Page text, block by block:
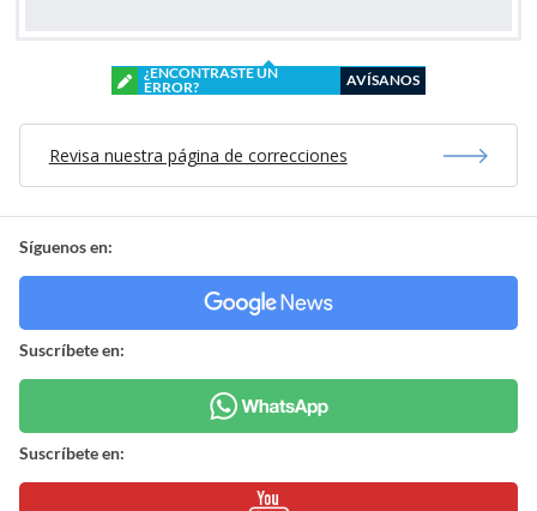
¿ENCONTRASTE UN
ERROR?
AVÍSANOS
Revisa nuestra página de correcciones
Síguenos en:
Suscríbete en:
Suscríbete en: